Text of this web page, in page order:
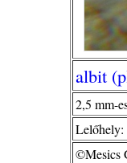
albit
2,5 mm-
Lelőhely:
©Mesics